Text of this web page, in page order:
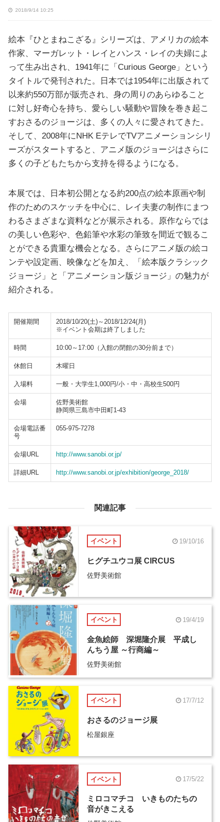
2018/9/14 10:25
絵本『ひとまねこざる』シリーズは、アメリカの絵本
作家、マーガレット・レイとハンス・レイの夫婦によ
って生み出され、1941年に「Curious George」という
タイトルで発刊された。日本では1954年に出版されて
以来約550万部が販売され、身の周りのあらゆること
に対し好奇心を持ち、愛らしい騒動や冒険を巻き起こ
すおさるのジョージは、多くの人々に愛されてきた。
そして、2008年にNHK EテレでTVアニメーションシリ
ーズがスタートすると、アニメ版のジョージはさらに
多くの子どもたちから支持を得るようになる。
本展では、日本初公開となる約200点の絵本原画や制
作のためのスケッチを中心に、レイ夫妻の制作にまつ
わるさまざまな資料などが展示される。原作ならでは
の美しい色彩や、色鉛筆や水彩の筆致を間近で観るこ
とができる貴重な機会となる。さらにアニメ版の絵コ
ンテや設定画、映像などを加え、「絵本版クラシック
ジョージ」と「アニメーション版ジョージ」の魅力が
紹介される。
開催期間
2018/10/20(土)～2018/12/24(月)
※イベント会期は終了しました
時間 10:00～17:00（入館の閉館の30分前まで）
休館日 木曜日
入場料 一般・大学生1,000円/小・中・高校生500円
会場
佐野美術館
静岡県三島市中田町1-43
会場電話番
号
055-975-7278
会場URL http://www.sanobi.or.jp/
詳細URL http://www.sanobi.or.jp/exhibition/george_2018/
関連記事
イベント 19/10/16
ヒグチユウコ展 CIRCUS
佐野美術館
イベント 19/4/19
金魚絵師 深堀隆介展 平成し
んちう屋 ～行商編～
佐野美術館
イベント 17/7/12
おさるのジョージ展
松屋銀座
イベント 17/5/22
ミロコマチコ いきものたちの
音がきこえる